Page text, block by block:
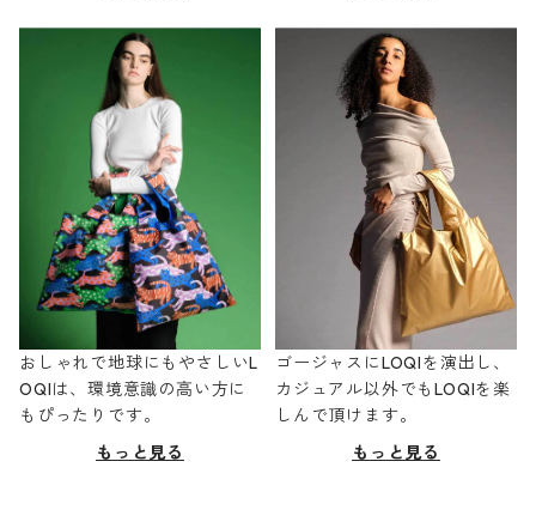
おしゃれで地球にもやさしいL
OQIは、環境意識の高い方に
もぴったりです。
もっと見る
ゴージャスにLOQIを演出し、
カジュアル以外でもLOQIを楽
しんで頂けます。
もっと見る